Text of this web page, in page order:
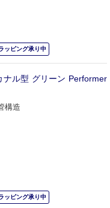
ッピング承り中
ナル型 グリーン Performer
構造
ッピング承り中